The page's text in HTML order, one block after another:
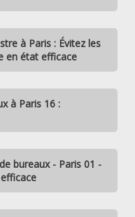
à Paris : Évitez les
en état efficace
à Paris 16 :
bureaux - Paris 01 -